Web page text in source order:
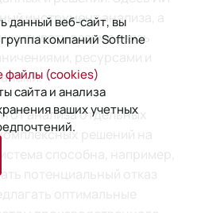
инструмент анализа, а
взаимосвязь
ресурсами и
от анализа отдельных
решений на
способна, например,
потенциальный отказ
данный веб-сайт, вы
компаний Softline
файлы (cookies)
сайта и анализа
ваших учетных